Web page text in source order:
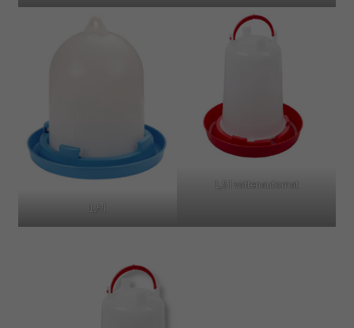
1,5 l
1,5 l vattenautomat